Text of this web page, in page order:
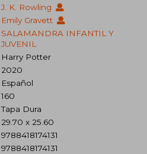
J. K. Rowling
Emily Gravett
SALAMANDRA INFANTIL Y
JUVENIL
Harry Potter
2020
Español
160
Tapa Dura
29.70 x 25.60
9788418174131
9788418174131